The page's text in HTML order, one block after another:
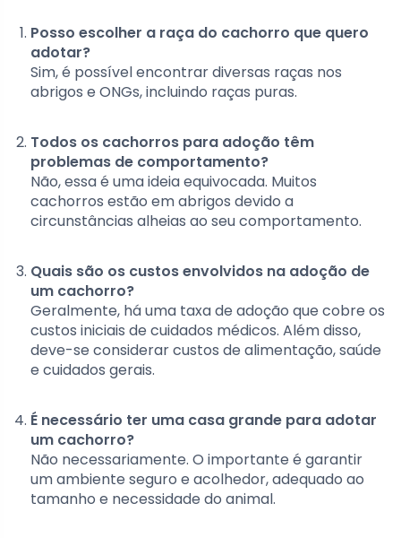
Posso escolher a raça do cachorro que quero
adotar?
Sim, é possível encontrar diversas raças nos
abrigos e ONGs, incluindo raças puras.
Todos os cachorros para adoção têm
problemas de comportamento?
Não, essa é uma ideia equivocada. Muitos
cachorros estão em abrigos devido a
circunstâncias alheias ao seu comportamento.
Quais são os custos envolvidos na adoção de
um cachorro?
Geralmente, há uma taxa de adoção que cobre os
custos iniciais de cuidados médicos. Além disso,
deve-se considerar custos de alimentação, saúde
e cuidados gerais.
É necessário ter uma casa grande para adotar
um cachorro?
Não necessariamente. O importante é garantir
um ambiente seguro e acolhedor, adequado ao
tamanho e necessidade do animal.